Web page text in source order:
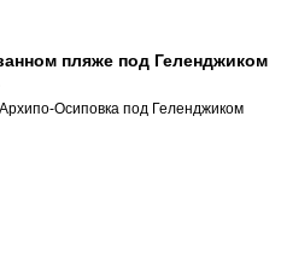
пляже под Геленджиком
Осиповка под Геленджиком